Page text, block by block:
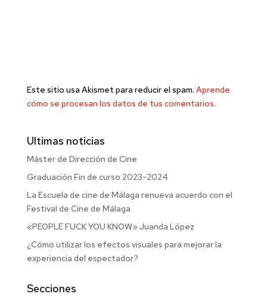
Este sitio usa Akismet para reducir el spam. Aprende
cómo se procesan los datos de tus comentarios.
Ultimas noticias
Máster de Dirección de Cine
Graduación Fin de curso 2023-2024
La Escuela de cine de Málaga renueva acuerdo con el
Festival de Cine de Málaga
«PEOPLE FUCK YOU KNOW» Juanda López
¿Cómo utilizar los efectos visuales para mejorar la
experiencia del espectador?
Secciones